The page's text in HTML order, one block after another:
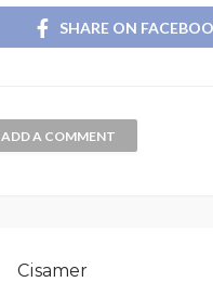
SHARE ON
ADD A COMMENT
Cisamer